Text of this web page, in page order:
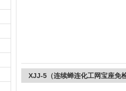
XJJ-5（连续蝉连化工网宝座免